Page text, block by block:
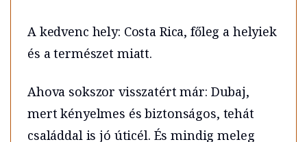
A kedvenc hely: Costa Rica, főleg a helyiek
és a természet miatt.
Ahova sokszor visszatért már: Dubaj,
mert kényelmes és biztonságos, tehát
családdal is jó úticél. És mindig meleg